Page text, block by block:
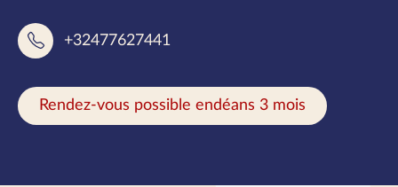
+32477627441
Rendez-vous possible endéans 3 mois